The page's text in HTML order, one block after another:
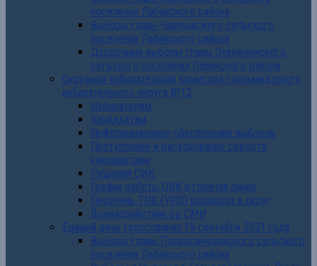
поселения Лабинского района
Выборы главы Чамлыкского сельского
поселения Лабинского района
Досрочные выборы главы Отважненского
сельского поселения Лабинского района
Окружная избирательная комиссия одномандатного
избирательного округа №12
Избирателям
Кандидатам
Информационное обеспечение выборов
Поступление и расходование средств
кандидатами
Решения ОИК
График работы ОИК и горячая линия
Перечень ТИК (УИК) входящих в округ
Взаимодействие со СМИ
Единый день голосования 19 сентября 2021 года
Выборы главы Первосинюхинского сельского
поселения Лабинского района